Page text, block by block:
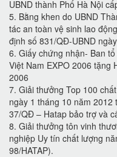
UBND thành Phố Hà Nội
5. Bằng khen do UBND
tác an toàn vệ sinh lao
định số 831/QĐ-UBND
6. Giấy chứng nhận- Ban
Việt Nam EXPO 2006 tặng
2006
7. Giải thưởng Top 100
ngày 1 tháng 10 năm
37/QĐ – Hatap bảo trợ và
8. Giải thưởng tôn vinh
nghiệp Uy tín chất lượng
98/HATAP).